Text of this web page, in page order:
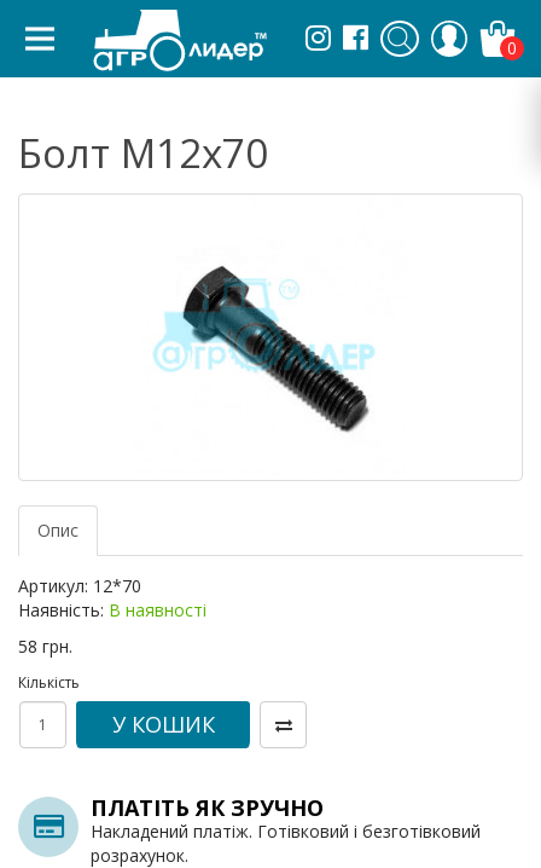
0
Болт М12х70
Опис
Артикул: 12*70
Наявність: В наявності
58 грн.
Кількість
У КОШИК
ПЛАТІТЬ ЯК ЗРУЧНО
Накладений платіж. Готівковий і безготівковий
розрахунок.